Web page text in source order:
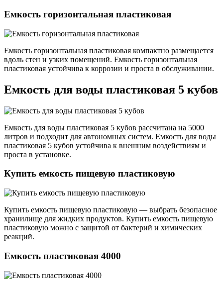
Емкость горизонтальная пластиковая
Емкость горизонтальная пластиковая компактно размещается
вдоль стен и узких помещений. Емкость горизонтальная
пластиковая устойчива к коррозии и проста в обслуживании.
Емкость для воды пластиковая 5 кубов
Емкость для воды пластиковая 5 кубов рассчитана на 5000
литров и подходит для автономных систем. Емкость для воды
пластиковая 5 кубов устойчива к внешним воздействиям и
проста в установке.
Купить емкость пищевую пластиковую
Купить емкость пищевую пластиковую — выбрать безопасное
хранилище для жидких продуктов. Купить емкость пищевую
пластиковую можно с защитой от бактерий и химических
реакций.
Емкость пластиковая 4000